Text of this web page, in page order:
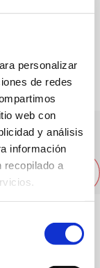
personalizar
de redes
web con
y análisis
información
recopilado a